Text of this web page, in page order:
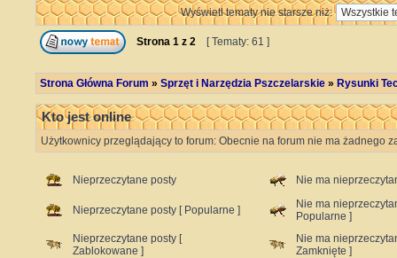
Wyświetl tematy nie starsze niż:
Strona 1 z 2 [ Tematy: 61 ]
Strona Główna Forum » Sprzęt i Narzędzia Pszczelarskie » Rysunki
Kto jest online
Użytkownicy przeglądający to forum: Obecnie na forum nie ma żadnego
Nieprzeczytane posty Nie ma
Nieprzeczytane posty [ Popularne ]
Nie ma
Popularne ]
Nieprzeczytane posty [
Zablokowane ]
Nie ma
Zamknięte ]